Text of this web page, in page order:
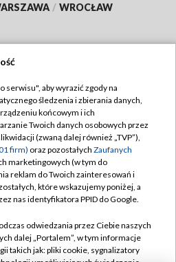
/ WROCŁAW
TVP
TVP
prywatności
zgody
Pomoc
Kontakt
serwisu", aby wyrazić zgody na
śledzenia i zbierania danych,
końcowym i ich
Twoich danych osobowych przez
(zwaną dalej również „TVP”),
firm) oraz pozostałych Zaufanych
marketingowych (w tym do
reklam do Twoich zainteresowań i
które wskazujemy poniżej, a
nas identyfikatora PPID do Google.
odwiedzania przez Ciebie naszych
dalej „Portalem”, w tym informacje
takich jak: pliki cookie, sygnalizatory